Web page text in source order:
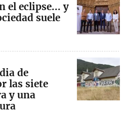
el eclipse... y
suele
de
las siete
y una